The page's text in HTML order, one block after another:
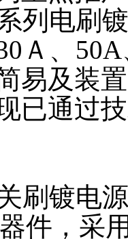
列电刷
Ａ、
易及装
已通过
刷镀电
件，采